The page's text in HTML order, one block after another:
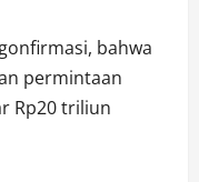
bahwa
permintaan
Rp20 triliun